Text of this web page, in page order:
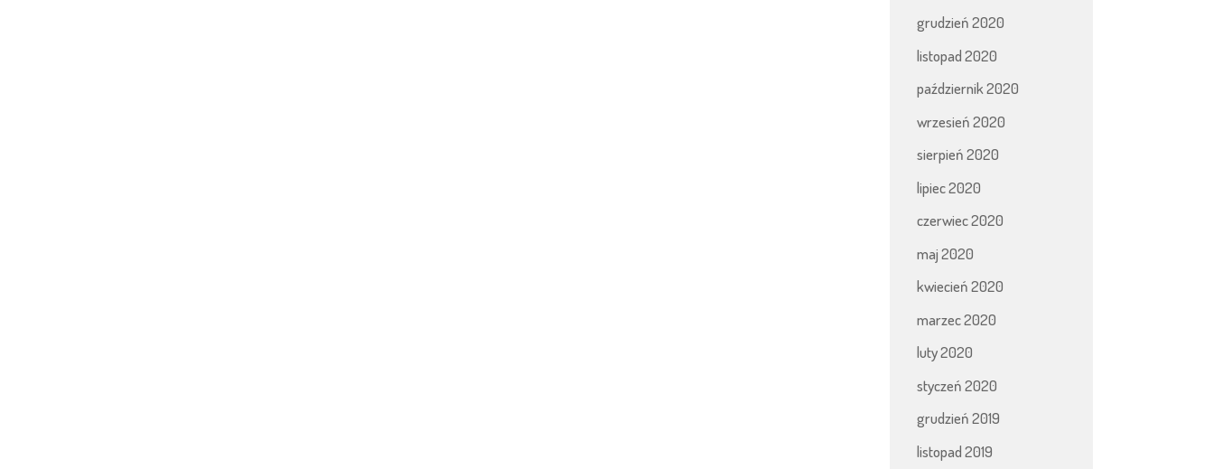
grudzień 2020
listopad 2020
październik 2020
wrzesień 2020
sierpień 2020
lipiec 2020
czerwiec 2020
maj 2020
kwiecień 2020
marzec 2020
luty 2020
styczeń 2020
grudzień 2019
listopad 2019